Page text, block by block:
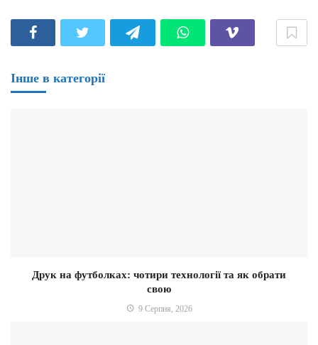
Інше в категорії
Друк на футболках: чотири технології та як обрати
свою
9 Серпня, 2026